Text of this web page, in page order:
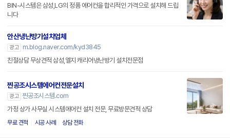
BIN-시스템은 삼성,LG의 정품 에어컨을 합리적인 가격으로 설치해 드립
니다
안산냉난방기설치업체
광고
m.blog.naver.com/kyd3845
친절상담 무상견적 삼성,엘지 캐리어냉난방기 설치전문점
찐공조시스템에어컨전문설치
광고 찐공조시스템.com
가정 상가 사무실 시스템에어컨 설치 전문, 무료방문견적 상담
무료 견적 시공 사례 상담 전화